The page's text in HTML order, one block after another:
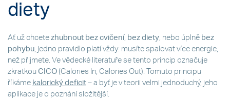
diety
Ať už chcete zhubnout bez cvičení, bez diety, nebo úplně bez
pohybu, jedno pravidlo platí vždy: musíte spalovat více energie,
než přijmete. Ve vědecké literatuře se tento princip označuje
zkratkou CICO (Calories In, Calories Out). Tomuto principu
říkáme kalorický deficit – a byť je v teorii velmi jednoduchý, jeho
aplikace je o poznání složitější.